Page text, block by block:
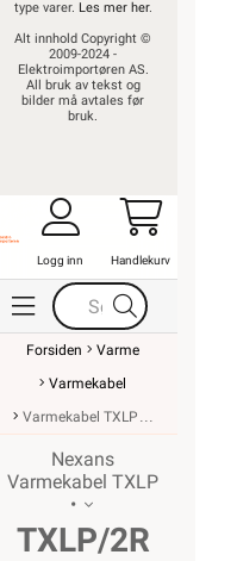
type varer. Les mer her.
Alt innhold Copyright ©
2009-2024 -
Elektroimportøren AS.
All bruk av tekst og
bilder må avtales før
bruk.
Logg inn Handlekurv
Forsiden
Varme
Varmekabel
Varmekabel TXLP
Nexans
Varmekabel TXLP
•
TXLP/2R